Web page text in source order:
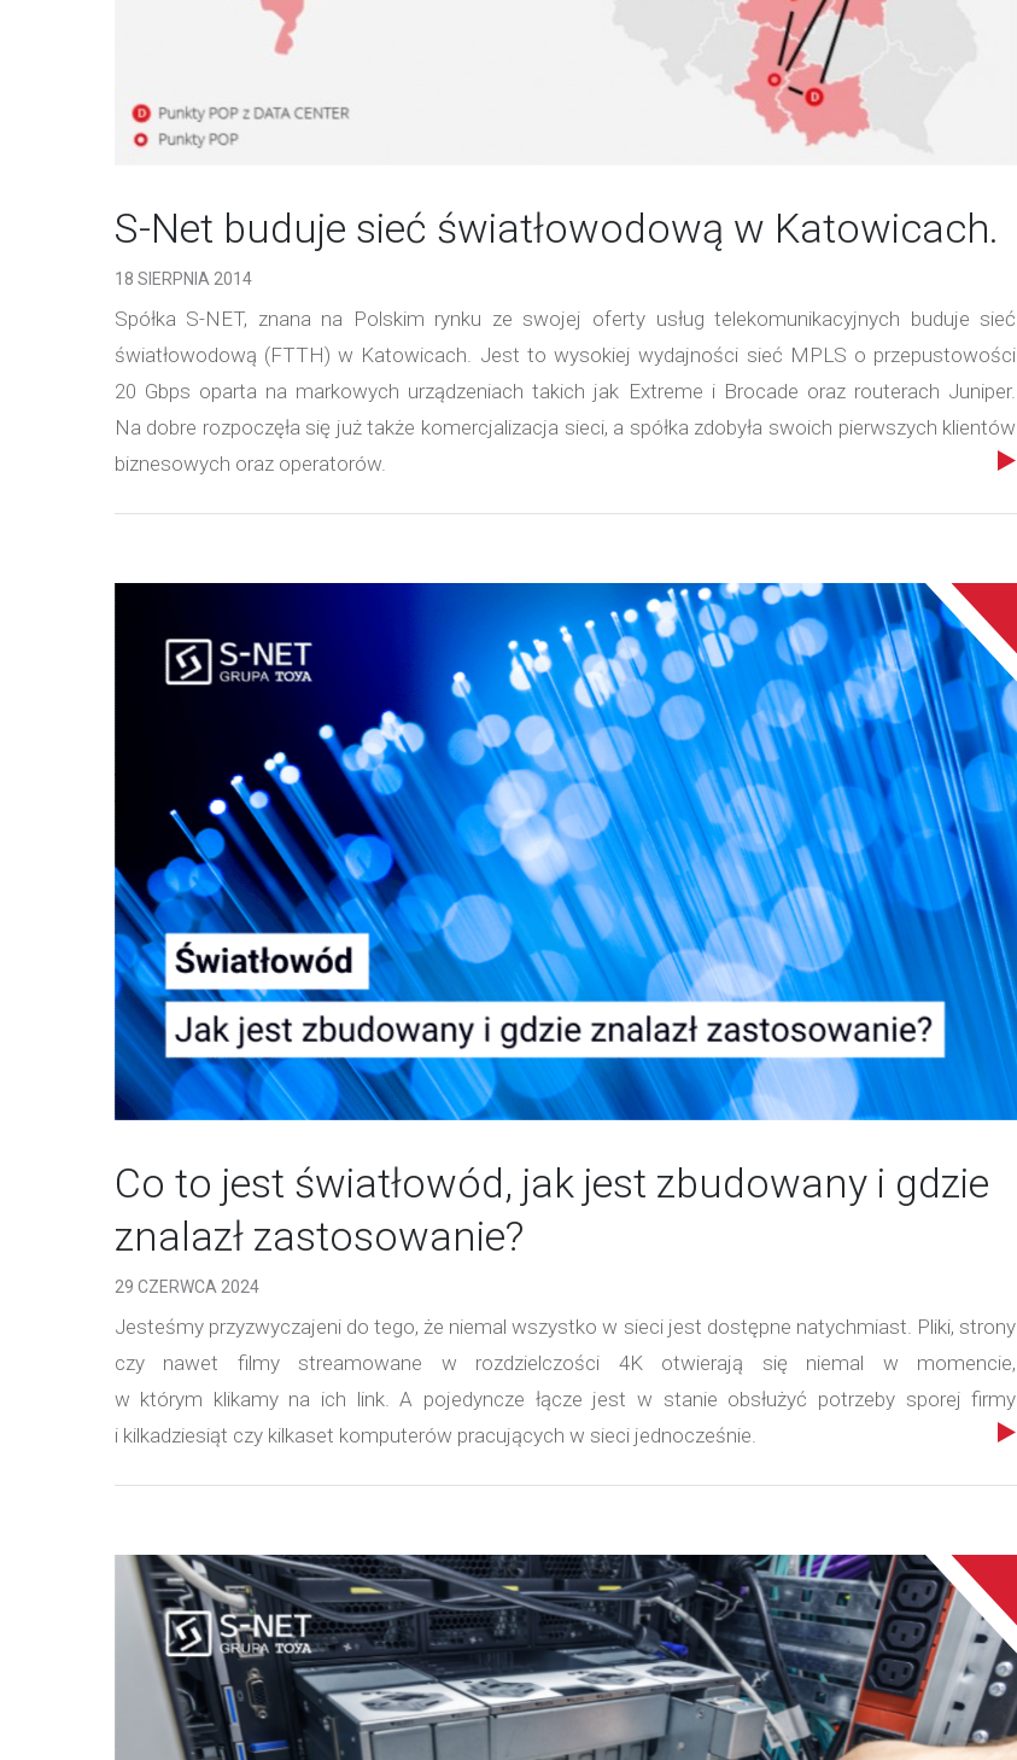
S-Net buduje sieć światłowodową w Katowicach.
18 SIERPNIA 2014
Spółka S-NET, znana na Polskim rynku ze swojej oferty usług telekomunikacyjnych buduje sieć
światłowodową (FTTH) w Katowicach. Jest to wysokiej wydajności sieć MPLS o przepustowości
20 Gbps oparta na markowych urządzeniach takich jak Extreme i Brocade oraz routerach Juniper.
Na dobre rozpoczęła się już także komercjalizacja sieci, a spółka zdobyła swoich pierwszych klientów
biznesowych oraz operatorów.
Co to jest światłowód, jak jest zbudowany i gdzie
znalazł zastosowanie?
29 CZERWCA 2024
Jesteśmy przyzwyczajeni do tego, że niemal wszystko w sieci jest dostępne natychmiast. Pliki, strony
czy nawet filmy streamowane w rozdzielczości 4K otwierają się niemal w momencie,
w którym klikamy na ich link. A pojedyncze łącze jest w stanie obsłużyć potrzeby sporej firmy
i kilkadziesiąt czy kilkaset komputerów pracujących w sieci jednocześnie.